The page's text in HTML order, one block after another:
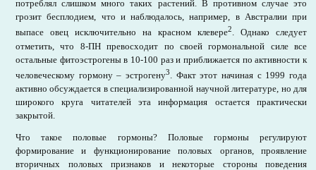
потреблял слишком много таких растений. В противном случае это
грозит бесплодием, что и наблюдалось, например, в Австралии при
выпасе овец исключительно на красном клевере2. Однако следует
отметить, что 8-ПН превосходит по своей гормональной силе все
остальные фитоэстрогены в 10-100 раз и приближается по активности к
человеческому гормону – эстрогену3
. Факт этот начиная с 1999 года
активно обсуждается в специализированной научной литературе, но для
широкого круга читателей эта информация остается практически
закрытой.
Что такое половые гормоны? Половые гормоны регулируют
формирование и функционирование половых органов, проявление
вторичных половых признаков и некоторые стороны поведения